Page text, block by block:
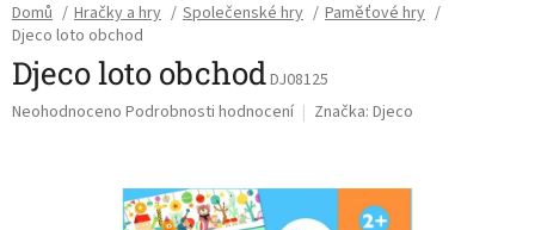
Domů / Hračky a hry / Společenské hry / Paměťové hry /
Djeco loto obchod
Djeco loto obchodDJ08125
Průměrné
Neohodnoceno Podrobnosti hodnocení Značka: Djeco